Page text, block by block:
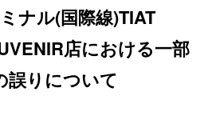
ナル(国際線)TIAT
店における一部
誤りについて